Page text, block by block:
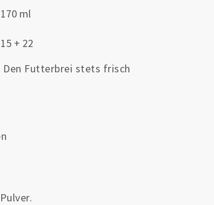
170 ml
15 + 22
Den Futterbrei stets frisch